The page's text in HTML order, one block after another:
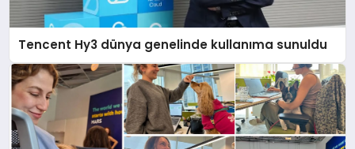
Tencent Hy3 dünya genelinde kullanıma sunuldu